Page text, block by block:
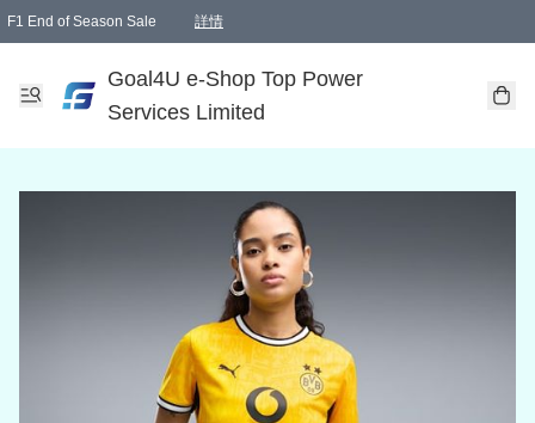
F1 End of Season Sale 詳情
Goal4U e-Shop Top Power
Services Limited